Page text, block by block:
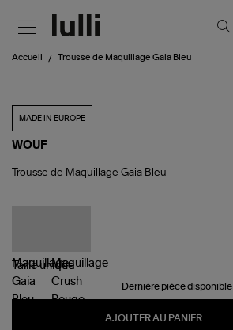
Accueil Trousse de Maquillage Gaia Bleu
MADE IN EUROPE
WOUF
Trousse
Trousse de Maquillage Gaia Bleu
Tailleunique
Dernière pièce disponible
AJOUTER AU PANIER